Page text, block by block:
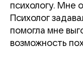
психологу. Мне
Психолог
помогла мне
возможность